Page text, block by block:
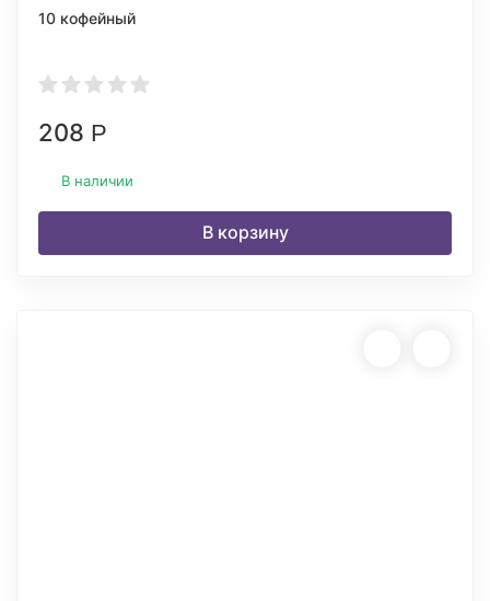
10 кофейный
208 Р
В наличии
В корзину